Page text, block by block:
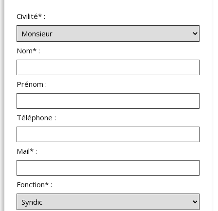
Civilité* :
Nom* :
Prénom :
Téléphone :
Mail* :
Fonction* :